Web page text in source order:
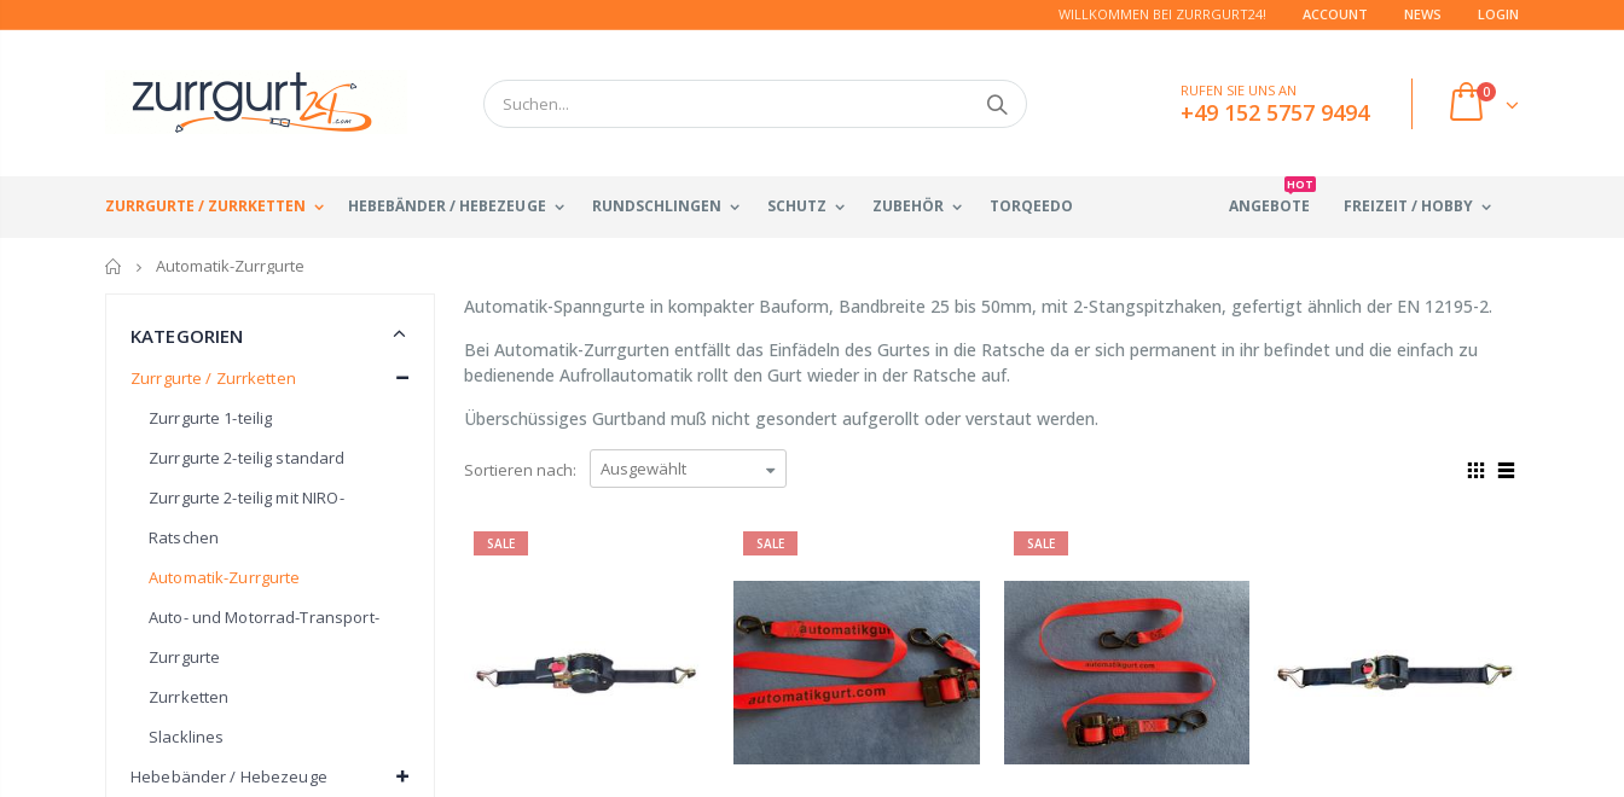
WILLKOMMEN BEI ZURRGURT24! ACCOUNT NEWS LOGIN
RUFEN SIE UNS AN
+49 152 5757 9494
0
ZURRGURTE / ZURRKETTEN HEBEBÄNDER / HEBEZEUGE RUNDSCHLINGEN SCHUTZ ZUBEHÖR FREIZEIT / HOBBY
ANGEBOTE
HOT
TORQEEDO
Startseite
Automatik-Zurrgurte
Automatik-Spanngurte in kompakter Bauform, Bandbreite 25 bis 50mm, mit 2-Stangspitzhaken, gefertigt ähnlich der EN 12195-2.
Bei Automatik-Zurrgurten entfällt das Einfädeln des Gurtes in die Ratsche da er sich permanent in ihr befindet und die einfach zu
bedienende Aufrollautomatik rollt den Gurt wieder in der Ratsche auf.
Überschüssiges Gurtband muß nicht gesondert aufgerollt oder verstaut werden.
Sortieren nach:
SALE SALE SALE
KATEGORIEN
Zurrgurte / Zurrketten
Zurrgurte 1-teilig
Zurrgurte 2-teilig standard
Zurrgurte 2-teilig mit NIRO-
Ratschen
Automatik-Zurrgurte
Auto- und Motorrad-Transport-
Zurrgurte
Zurrketten
Slacklines
Hebebänder / Hebezeuge